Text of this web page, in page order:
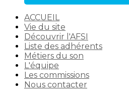
ACCUEIL
Vie du site
Découvrir l'AFSI
Liste des adhérents
Métiers du son
L'équipe
Les commissions
Nous contacter